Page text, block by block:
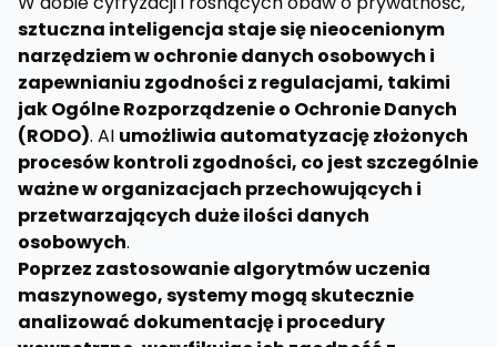
sztuczna inteligencja staje się nieocenionym
narzędziem w ochronie danych osobowych i
zapewnianiu zgodności z regulacjami, takimi
jak Ogólne Rozporządzenie o Ochronie Danych
(RODO). AI umożliwia automatyzację złożonych
procesów kontroli zgodności, co jest szczególnie
ważne w organizacjach przechowujących i
przetwarzających duże ilości danych
osobowych.
Poprzez zastosowanie algorytmów uczenia
maszynowego, systemy mogą skutecznie
analizować dokumentację i procedury